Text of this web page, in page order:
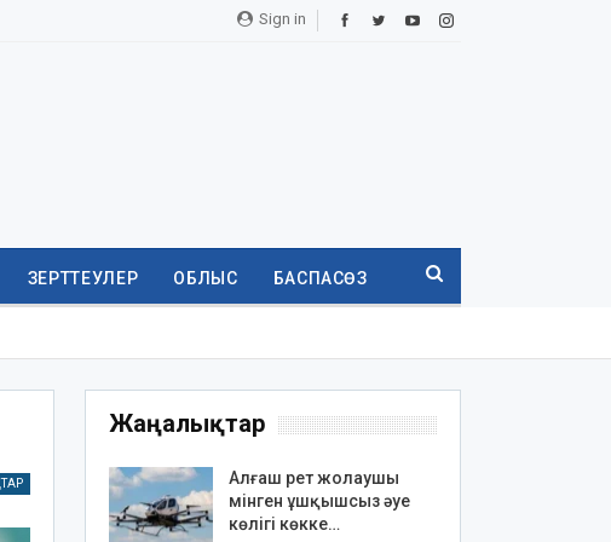
Sign in
ЗЕРТТЕУЛЕР ОБЛЫС БАСПАСӨЗ
Жаңалықтар
Алғаш рет жолаушы
мінген ұшқышсыз әуе
көлігі көкке…